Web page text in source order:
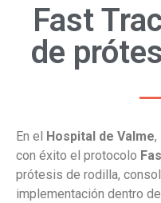
Fast
de
En el Hospital de Valme,
con éxito el protocolo
prótesis de rodilla,
implementación dentro